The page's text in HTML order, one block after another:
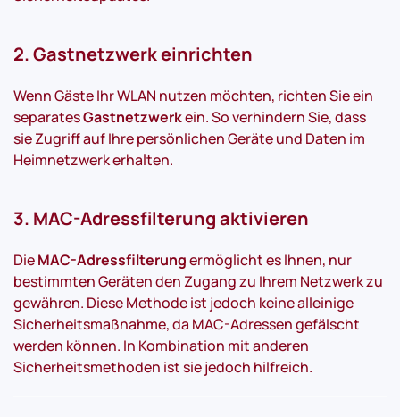
2. Gastnetzwerk einrichten
Wenn Gäste Ihr WLAN nutzen möchten, richten Sie ein
separatesGastnetzwerkein. So verhindern Sie, dass
sie Zugriff auf Ihre persönlichen Geräte und Daten im
Heimnetzwerk erhalten.
3. MAC-Adressfilterung aktivieren
DieMAC-Adressfilterungermöglicht es Ihnen, nur
bestimmten Geräten den Zugang zu Ihrem Netzwerk zu
gewähren. Diese Methode ist jedoch keine alleinige
Sicherheitsmaßnahme, da MAC-Adressen gefälscht
werden können. In Kombination mit anderen
Sicherheitsmethoden ist sie jedoch hilfreich.